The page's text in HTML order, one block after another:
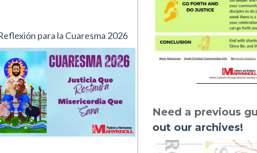
para la Cuaresma 2026
Need a previous
out our archives!